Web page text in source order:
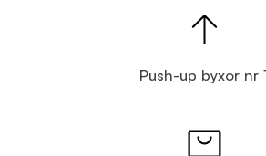
Push-up byxor nr